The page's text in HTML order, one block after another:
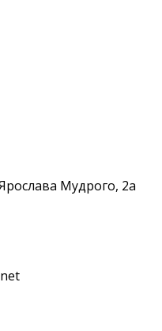
Мудрого, 2а